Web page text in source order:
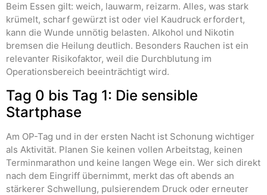
Beim Essen gilt: weich, lauwarm, reizarm. Alles, was stark
krümelt, scharf gewürzt ist oder viel Kaudruck erfordert,
kann die Wunde unnötig belasten. Alkohol und Nikotin
bremsen die Heilung deutlich. Besonders Rauchen ist ein
relevanter Risikofaktor, weil die Durchblutung im
Operationsbereich beeinträchtigt wird.
Tag 0 bis Tag 1: Die sensible
Startphase
Am OP-Tag und in der ersten Nacht ist Schonung wichtiger
als Aktivität. Planen Sie keinen vollen Arbeitstag, keinen
Terminmarathon und keine langen Wege ein. Wer sich direkt
nach dem Eingriff übernimmt, merkt das oft abends an
stärkerer Schwellung, pulsierendem Druck oder erneuter